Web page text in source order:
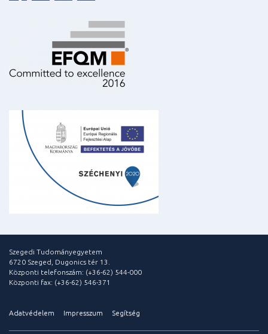
Szegedi Tudományegyetem
6720 Szeged, Dugonics tér 13.
Központi telefonszám: (+36-62) 544-000
Központi fax: (+36-62) 546-371
Adatvédelem Impresszum Segítség